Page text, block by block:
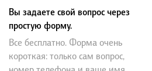
Вы задаете свой вопрос через
простую форму.
Все бесплатно. Форма очень
короткая: только сам вопрос,